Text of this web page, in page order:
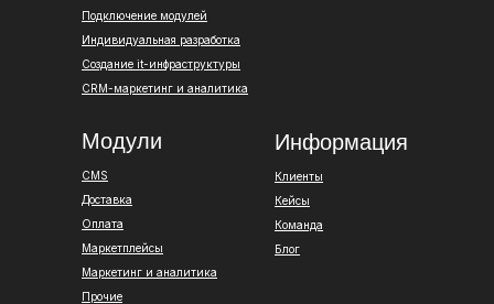
CMS
Доставка
Оплата
Подключение модулей
Индивидуальная разработка
Создание it-инфраструктуры
CRM-маркетинг и аналитика
Маркетплейсы
Маркетинг и аналитика
Прочие
Модули
Клиенты
Кейсы
Команда
Блог
Информация